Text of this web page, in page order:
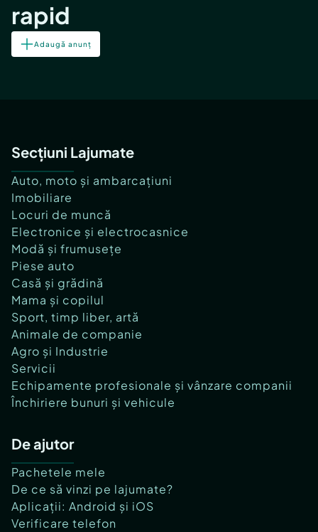
rapid
Adaugă anunț
Secțiuni Lajumate
Auto, moto și ambarcațiuni
Imobiliare
Locuri de muncă
Electronice și electrocasnice
Modă și frumusețe
Piese auto
Casă și grădină
Mama și copilul
Sport, timp liber, artă
Animale de companie
Agro și Industrie
Servicii
Echipamente profesionale și vânzare companii
Închiriere bunuri și vehicule
De ajutor
Pachetele mele
De ce să vinzi pe lajumate?
Aplicații: Android și iOS
Verificare telefon